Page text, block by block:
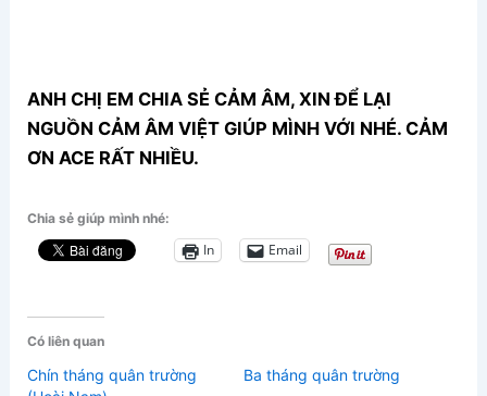
ANH CHỊ EM CHIA SẺ CẢM ÂM, XIN ĐỂ LẠI
NGUỒN CẢM ÂM VIỆT GIÚP MÌNH VỚI NHÉ. CẢM
ƠN ACE RẤT NHIỀU.
Chia sẻ giúp mình nhé:
In Email
Có liên quan
Chín tháng quân trường
Ba tháng quân trường